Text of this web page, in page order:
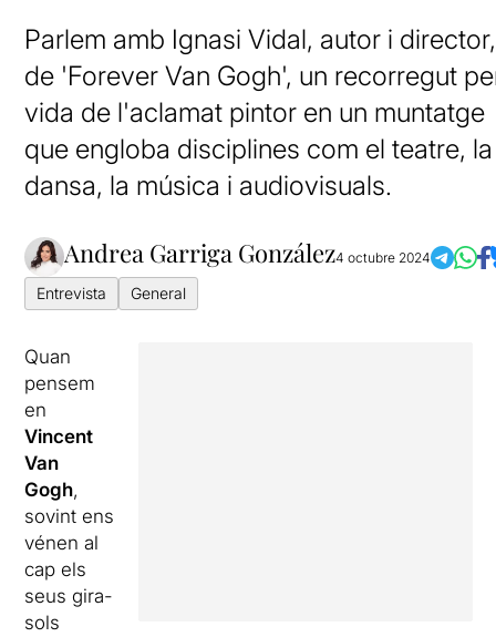
Parlem amb Ignasi Vidal, autor i director,
de 'Forever Van Gogh', un recorregut
vida de l'aclamat pintor en un muntatge
que engloba disciplines com el teatre, la
dansa, la música i audiovisuals.
Andrea Garriga González4 octubre 2024
Entrevista General
Quan
pensem
en
Vincent
Van
Gogh,
sovint ens
vénen al
cap els
seus gira-
sols